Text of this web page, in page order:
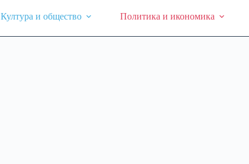
Култура и общество Политика и икономика